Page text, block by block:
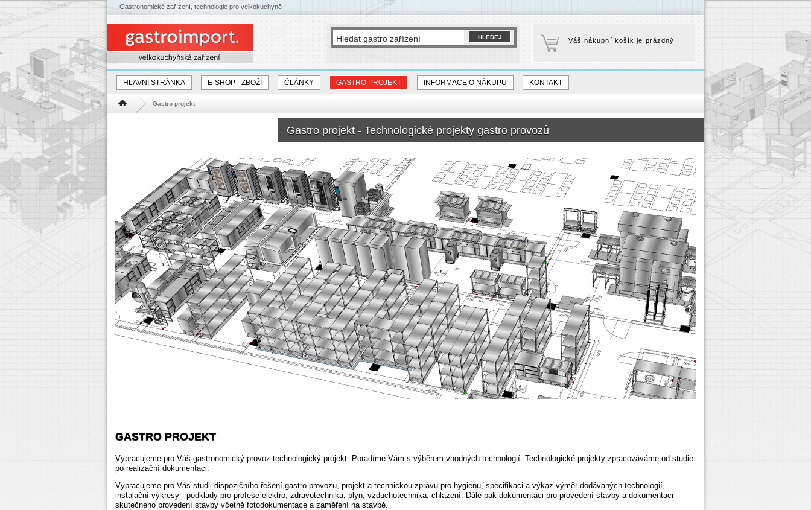
HLAVNÍ STRÁNKA E-SHOP - ZBOŽÍ ČLÁNKY GASTRO PROJEKT INFORMACE O NÁKUPU KONTAKT
Hlavní stránka Gastro projekt
Gastro projekt - Technologické projekty gastro provozů
GASTRO PROJEKT
Vypracujeme pro Váš gastronomický provoz technologický projekt. Poradíme Vám s výběrem vhodných technologií. Technologické projekty zpracovávámeod studie
po realizační dokumentaci.
Vypracujeme pro Vás studii dispozičního řešení gastro provozu, projekt a technickou zprávu pro hygienu, specifikaci a výkaz výměr dodávaných technologií,
instalační výkresy - podklady proprofese elektro, zdravotechnika, plyn, vzduchotechnika, chlazení. Dále pak dokumentaci pro provedení stavby a dokumentaci
skutečného provedení stavby včetně fotodokumentace a zaměření na stavbě.
Gastronomické zařízení, technologie pro velkokuchyně
Váš nákupní košík je prázdný